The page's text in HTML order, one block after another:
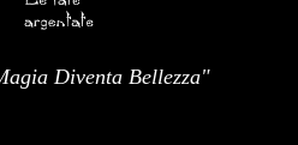
Diventa Bellezza"